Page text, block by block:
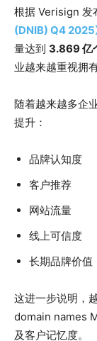
根据 Verisign 发
(DNIB) Q4 2025
量达到 3.869 亿
业越来越重视拥
随着越来越多企
提升：
品牌认知度
客户推荐
网站流量
线上可信度
长期品牌价值
这进一步说明，
domain names
及客户记忆度。